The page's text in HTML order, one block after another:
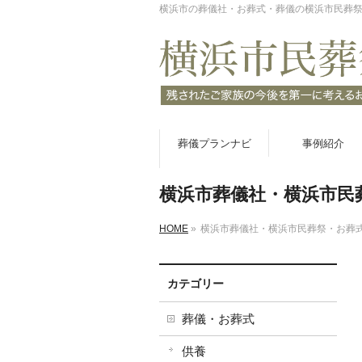
横浜市の葬儀社・お葬式・葬儀の横浜市民葬
葬儀プランナビ 事例紹介
横浜市葬儀社・横浜市
HOME » 横浜市葬儀社・横浜市民葬祭・お葬
カテゴリー
葬儀・お葬式
供養